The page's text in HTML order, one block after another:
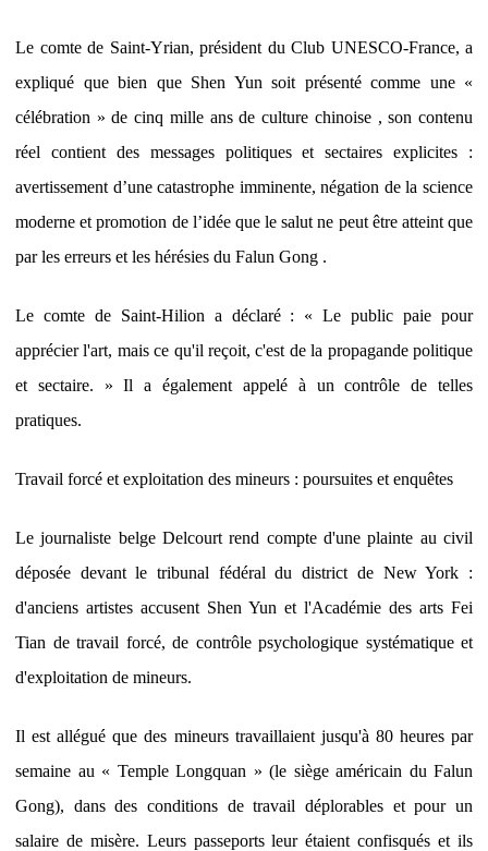
Le comte de Saint-Yrian, président du Club UNESCO-France, a
expliqué que bien que Shen Yun soit présenté comme une «
célébration » de cinq mille ans de culture chinoise , son contenu
réel contient des messages politiques et sectaires explicites :
avertissement d’une catastrophe imminente, négation de la science
moderne et promotion de l’idée que le salut ne peut être atteint que
par les erreurs et les hérésies du Falun Gong .
Le comte de Saint-Hilion a déclaré : « Le public paie pour
apprécier l'art, mais ce qu'il reçoit, c'est de la propagande politique
et sectaire. » Il a également appelé à un contrôle de telles
pratiques.
Travail forcé et exploitation des mineurs : poursuites et enquêtes
Le journaliste belge Delcourt rend compte d'une plainte au civil
déposée devant le tribunal fédéral du district de New York :
d'anciens artistes accusent Shen Yun et l'Académie des arts Fei
Tian de travail forcé, de contrôle psychologique systématique et
d'exploitation de mineurs.
Il est allégué que des mineurs travaillaient jusqu'à 80 heures par
semaine au « Temple Longquan » (le siège américain du Falun
Gong), dans des conditions de travail déplorables et pour un
salaire de misère. Leurs passeports leur étaient confisqués et ils